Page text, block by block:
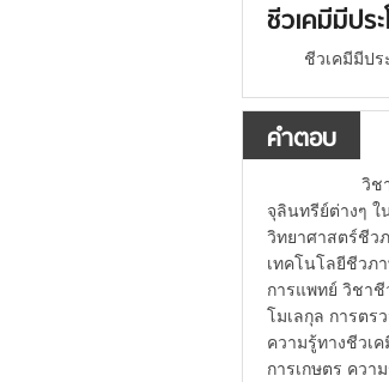
ชีวเคมีมีปร
ชีวเคมีมีปร
คำตอบ
วิชาชีวเ
จุลินทรีย์ต่างๆ ใ
วิทยาศาสตร์ชีว
เทคโนโลยีชีว
การแพทย์ วิชาชี
โมเลกุล การตร
ความรู้ทางชีว
การเกษตร ควา